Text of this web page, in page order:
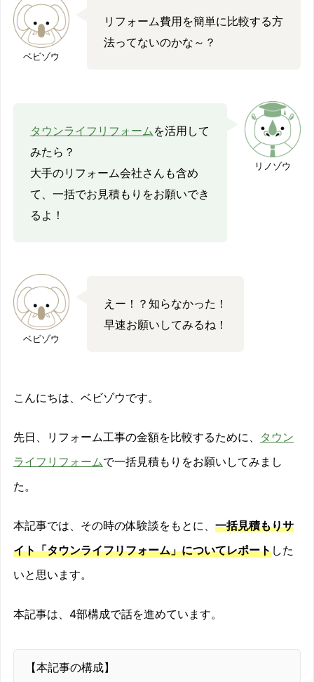
ベビゾウ
リフォーム費用を簡単に比較する方
法ってないのかな～？
リノゾウ
タウンライフリフォームを活用して
みたら？
大手のリフォーム会社さんも含め
て、一括でお見積もりをお願いでき
るよ！
ベビゾウ
えー！？知らなかった！
早速お願いしてみるね！
こんにちは、ベビゾウです。
先日、リフォーム工事の金額を比較するために、 タウン
ライフリフォームで一括見積もりをお願いしてみまし
た。
本記事では、その時の体験談をもとに、 一括見積もりサ
イト「タウンライフリフォーム」についてレポートした
いと思います。
本記事は、4部構成で話を進めています。
【本記事の構成】